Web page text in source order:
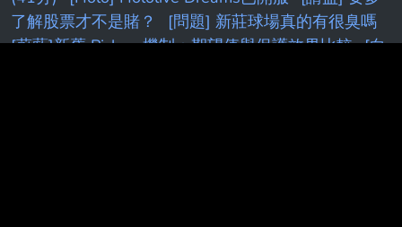
了解股票才不是賭？
[問題] 新莊球場真的有很臭嗎
[蔚藍]新舊 Pickup 機制：期望值與保護效果比較 [白